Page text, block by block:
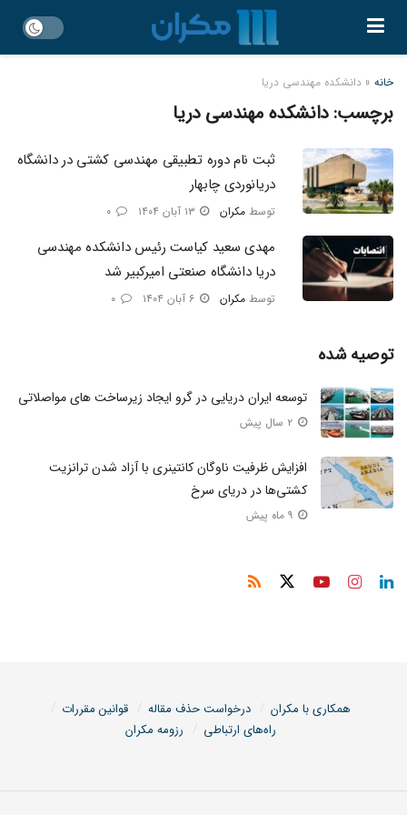
خانه » دانشکده مهندسی دریا
برچسب:دانشکده مهندسی دریا
ثبت‌ نام دوره تطبیقی مهندسی کشتی در دانشگاه
دریانوردی چابهار
توسط مکران
مهدی سعید کیاست رئیس دانشکده مهندسی
دریا دانشگاه صنعتی امیرکبیر شد
توسط مکران
توصیه شده
توسعه ایران دریایی در گرو ایجاد زیرساخت های مواصلاتی
افزایش ظرفیت ناوگان کانتینری با آزاد شدن ترانزیت
کشتی‌ها در دریای سرخ
همکاری با مکران درخواست حذف مقاله
قوانین مقررات
راه‌های ارتباطی
رزومه مکران